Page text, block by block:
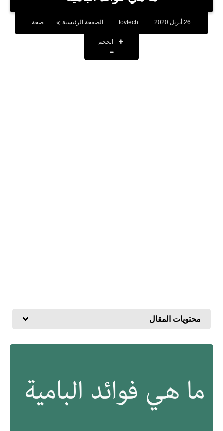
اخبار
العاب
fovtech الصفحة الرئيسية صحة
الحجم
محتويات المقال